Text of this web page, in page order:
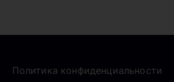
Политика конфиденциальности